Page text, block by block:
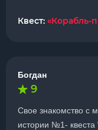
Квест: «Корабль-
Богдан
9
Свое знакомство с
истории №1- квеста